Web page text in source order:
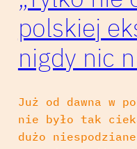
polskiej
nigdy nic
Już od dawna w
nie było tak
dużo